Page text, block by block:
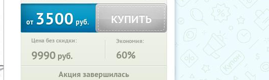
от 3500 руб. КУПИТЬ
Цена без скидки:
9990 руб.
Экономия:
60%
Акция завершилась